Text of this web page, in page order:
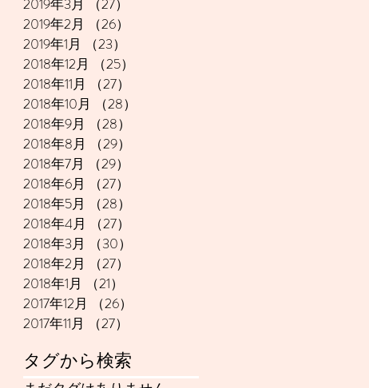
2019年3月
（27）
2019年2月
（26）
2019年1月
（23）
2018年12月
（25）
2018年11月
（27）
2018年10月
（28）
2018年9月
（28）
2018年8月
（29）
2018年7月
（29）
2018年6月
（27）
2018年5月
（28）
2018年4月
（27）
2018年3月
（30）
2018年2月
（27）
2018年1月
（21）
2017年12月
（26）
2017年11月
（27）
タグから検索